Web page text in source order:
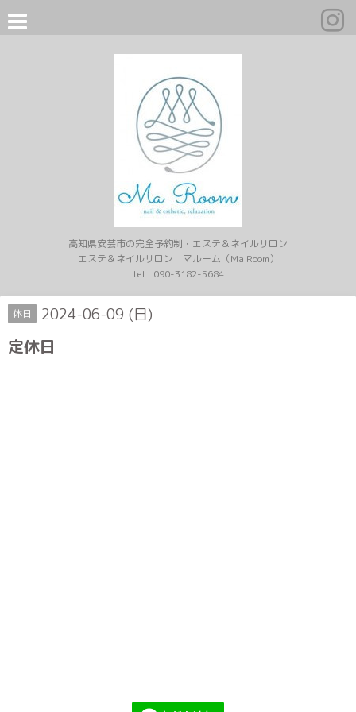
高知県安芸市の完全予約制・エステ＆ネイルサロン
エステ＆ネイルサロン マルーム（Ma Room）
tel : 090-3182-5684
休日 2024-06-09 (日)
定休日